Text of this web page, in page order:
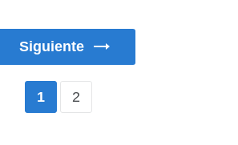
Siguiente
1 2